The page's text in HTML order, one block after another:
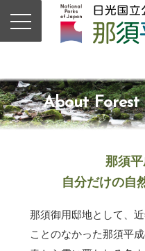
About Forest
那須平
自分だけの自
那須御用邸地として、
ことのなかった那須平